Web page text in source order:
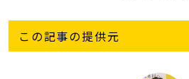
この記事の提供元